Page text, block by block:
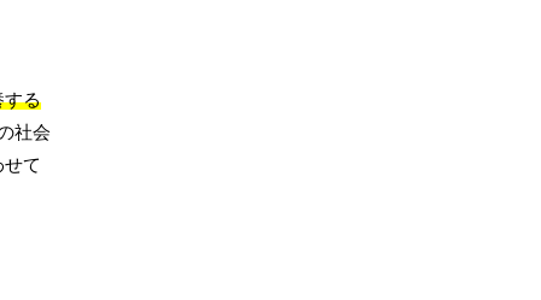
する
社会
て